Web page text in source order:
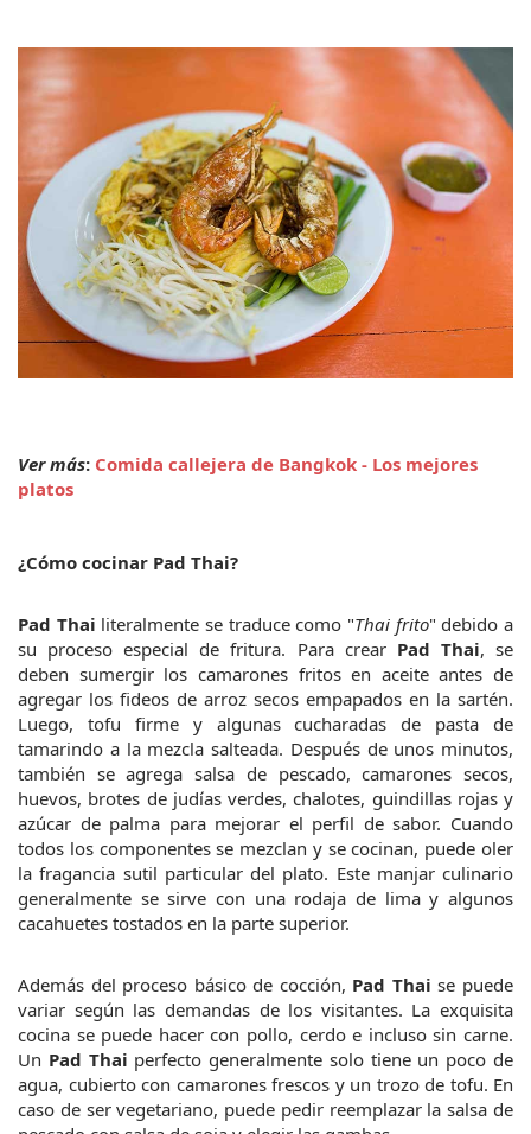
Ver más: Comida callejera de Bangkok - Los mejores
platos
¿Cómo cocinar Pad Thai?
Pad Thai literalmente se traduce como "Thai frito" debido a
su proceso especial de fritura. Para crear Pad Thai, se
deben sumergir los camarones fritos en aceite antes de
agregar los fideos de arroz secos empapados en la sartén.
Luego, tofu firme y algunas cucharadas de pasta de
tamarindo a la mezcla salteada. Después de unos minutos,
también se agrega salsa de pescado, camarones secos,
huevos, brotes de judías verdes, chalotes, guindillas rojas y
azúcar de palma para mejorar el perfil de sabor. Cuando
todos los componentes se mezclan y se cocinan, puede oler
la fragancia sutil particular del plato. Este manjar culinario
generalmente se sirve con una rodaja de lima y algunos
cacahuetes tostados en la parte superior.
Además del proceso básico de cocción, Pad Thai se puede
variar según las demandas de los visitantes. La exquisita
cocina se puede hacer con pollo, cerdo e incluso sin carne.
Un Pad Thai perfecto generalmente solo tiene un poco de
agua, cubierto con camarones frescos y un trozo de tofu. En
caso de ser vegetariano, puede pedir reemplazar la salsa de